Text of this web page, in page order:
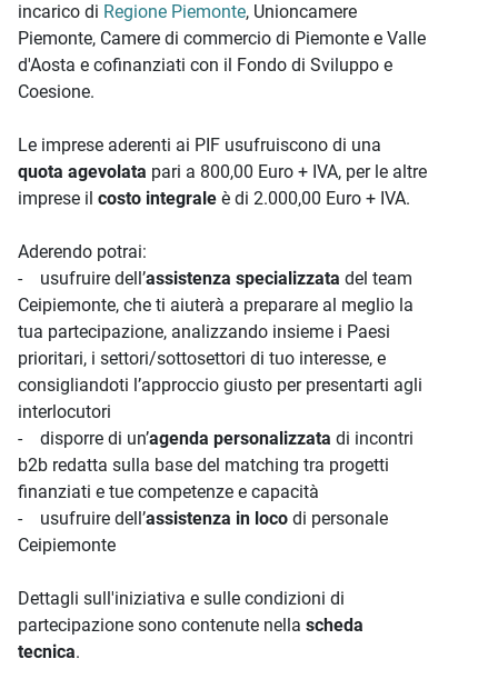
incarico di Regione Piemonte, Unioncamere
Piemonte, Camere di commercio di Piemonte e Valle
d'Aosta e cofinanziati con il Fondo di Sviluppo e
Coesione.
Le imprese aderenti ai PIF usufruiscono di una
quota agevolata pari a 800,00 Euro + IVA, per le altre
imprese il costo integrale è di 2.000,00 Euro + IVA.
Aderendo potrai:
- usufruire dell’assistenza specializzata del team
Ceipiemonte, che ti aiuterà a preparare al meglio la
tua partecipazione, analizzando insieme i Paesi
prioritari, i settori/sottosettori di tuo interesse, e
consigliandoti l’approccio giusto per presentarti agli
interlocutori
- disporre di un’agenda personalizzata di incontri
b2b redatta sulla base del matching tra progetti
finanziati e tue competenze e capacità
- usufruire dell’assistenza in loco di personale
Ceipiemonte
Dettagli sull'iniziativa e sulle condizioni di
partecipazione sono contenute nella scheda
tecnica.